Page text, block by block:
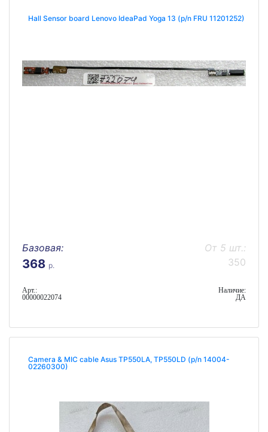
Hall Sensor board Lenovo IdeaPad Yoga 13 (p/n FRU 11201252)
Базовая:
368 р.
От 5 шт.:
350
Арт.:
00000022074
Наличие:
ДА
Camera & MIC cable Asus TP550LA, TP550LD (p/n 14004-
02260300)